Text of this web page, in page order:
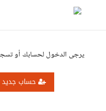
يرجى الدخول لحسابك أو
حساب جديد